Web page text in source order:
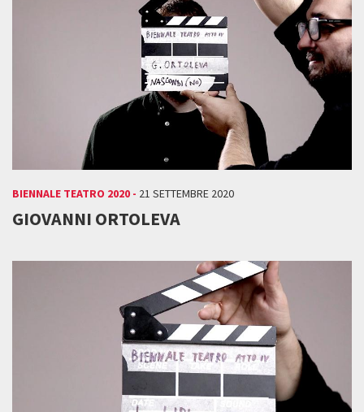
BIENNALE TEATRO 2020 - 21 SETTEMBRE 2020
GIOVANNI ORTOLEVA